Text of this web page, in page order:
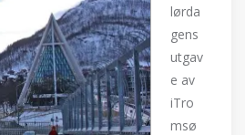
lørda
gens
utgav
e av
iTro
msø